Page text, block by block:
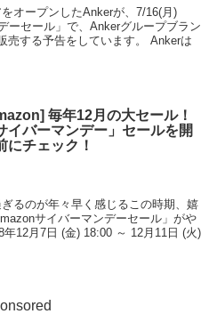
オープンしたAnkerが、7/16(月)
ーセール」で、Ankerグループブラン
売する予告をしています。 Ankerは
毎年12月の大セール！
イバーマンデー」セールを開
にチェック！
るのが年々早く感じるこの時期、嬉
サイバーマンデーセール」がや
12月7日 (金) 18:00 ～ 12月11日 (火)